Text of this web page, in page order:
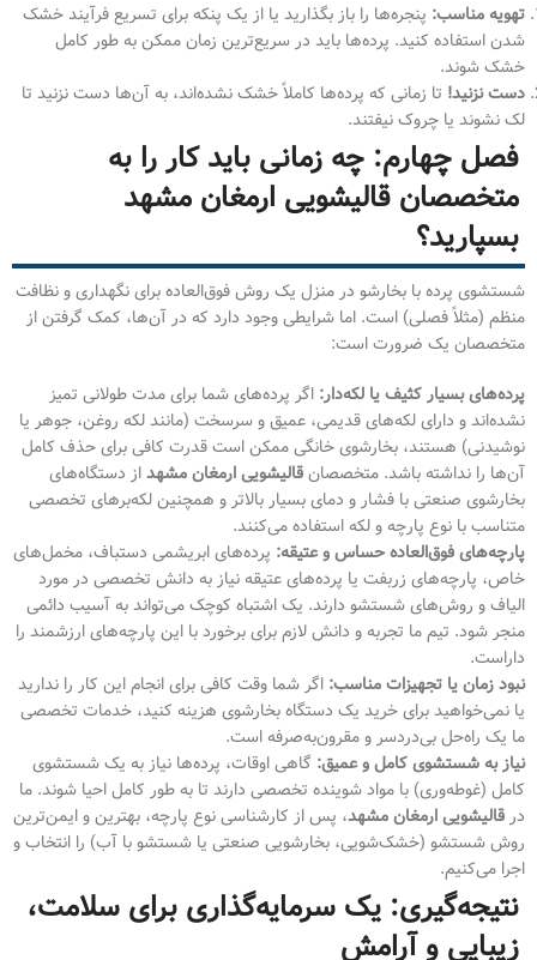
تهویه مناسب: پنجره‌ها را باز بگذارید یا از یک پنکه برای تسریع فرآیند خشک
شدن استفاده کنید. پرده‌ها باید در سریع‌ترین زمان ممکن به طور کامل
خشک شوند.
دست نزنید! تا زمانی که پرده‌ها کاملاً خشک نشده‌اند، به آن‌ها دست نزنید تا
لک نشوند یا چروک نیفتند.
فصل چهارم: چه زمانی باید کار را به
متخصصان قالیشویی ارمغان مشهد
بسپارید؟
شستشوی پرده با بخارشو در منزل یک روش فوق‌العاده برای نگهداری و نظافت
منظم (مثلاً فصلی) است. اما شرایطی وجود دارد که در آن‌ها، کمک گرفتن از
متخصصان یک ضرورت است:
پرده‌های بسیار کثیف یا لکه‌دار: اگر پرده‌های شما برای مدت طولانی تمیز
نشده‌اند و دارای لکه‌های قدیمی، عمیق و سرسخت (مانند لکه روغن، جوهر یا
نوشیدنی) هستند، بخارشوی خانگی ممکن است قدرت کافی برای حذف کامل
آن‌ها را نداشته باشد. متخصصانقالیشویی ارمغان مشهداز دستگاه‌های
بخارشوی صنعتی با فشار و دمای بسیار بالاتر و همچنین لکه‌برهای تخصصی
متناسب با نوع پارچه و لکه استفاده می‌کنند.
پارچه‌های فوق‌العاده حساس و عتیقه: پرده‌های ابریشمی دستباف، مخمل‌های
خاص، پارچه‌های زربفت یا پرده‌های عتیقه نیاز به دانش تخصصی در مورد
الیاف و روش‌های شستشو دارند. یک اشتباه کوچک می‌تواند به آسیب دائمی
منجر شود. تیم ما تجربه و دانش لازم برای برخورد با این پارچه‌های ارزشمند را
داراست.
نبود زمان یا تجهیزات مناسب: اگر شما وقت کافی برای انجام این کار را ندارید
یا نمی‌خواهید برای خرید یک دستگاه بخارشوی هزینه کنید، خدمات تخصصی
ما یک راه‌حل بی‌دردسر و مقرون‌به‌صرفه است.
نیاز به شستشوی کامل و عمیق: گاهی اوقات، پرده‌ها نیاز به یک شستشوی
کامل (غوطه‌وری) با مواد شوینده تخصصی دارند تا به طور کامل احیا شوند. ما
در قالیشویی ارمغان مشهد، پس از کارشناسی نوع پارچه، بهترین و ایمن‌ترین
روش شستشو (خشک‌شویی، بخارشویی صنعتی یا شستشو با آب) را انتخاب و
اجرا می‌کنیم.
نتیجه‌گیری: یک سرمایه‌گذاری برای سلامت،
زیبایی و آرامش